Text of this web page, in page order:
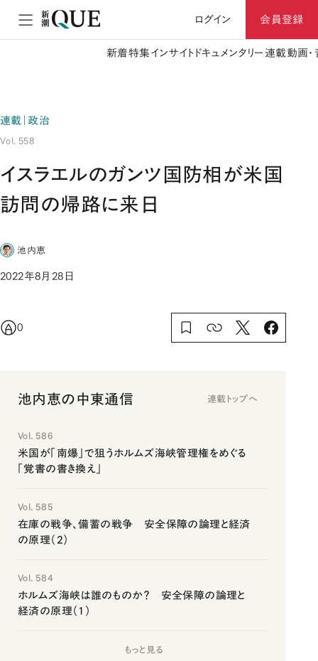
ログイン 会員登録
新着特集 インサイト ドキュメンタリー 連載動画
連載｜政治
Vol. 558
イスラエルのガンツ国防相が米国
訪問の帰路に来日
池内恵
2022年8月28日
0
池内恵の中東通信 連載トップへ
Vol. 586
米国が「南爆」で狙うホルムズ海峡管理権をめぐる
「覚書の書き換え」
Vol. 585
在庫の戦争、備蓄の戦争 安全保障の論理と経済
の原理（2）
Vol. 584
ホルムズ海峡は誰のものか？ 安全保障の論理と
経済の原理（1）
もっと見る